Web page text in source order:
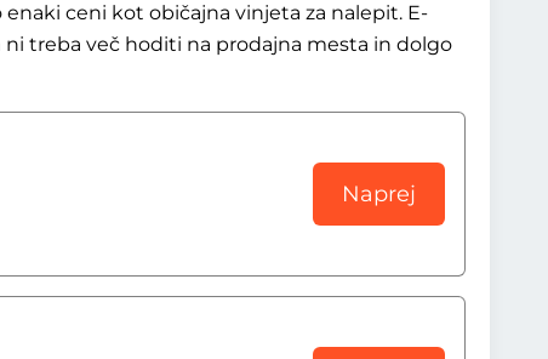
ceni kot običajna vinjeta za nalepit. E-
treba več hoditi na prodajna mesta in dolgo
Naprej